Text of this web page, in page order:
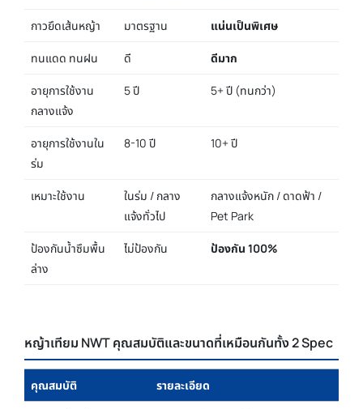
กาวยึดเส้นหญ้า มาตรฐาน แน่นเป็นพิเศษ
ทนแดด ทนฝน ดี ดีมาก
อายุการใช้งาน
กลางแจ้ง
5 ปี 5+ ปี (ทนกว่า)
อายุการใช้งานใน
ร่ม
8-10 ปี 10+ ปี
เหมาะใช้งาน
ในร่ม / กลาง
แจ้งทั่วไป
กลางแจ้งหนัก / ดาดฟ้า /
Pet Park
ป้องกันน้ำซึมพื้น
ล่าง
ไม่ป้องกัน ป้องกัน 100%
หญ้าเทียม NWT คุณสมบัติและขนาดที่เหมือนกันทั้ง 2 Spec
คุณสมบัติ รายละเอียด